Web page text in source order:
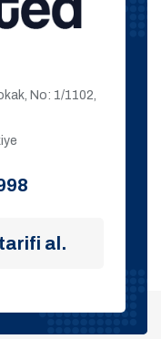
No: 1/1102,
al.